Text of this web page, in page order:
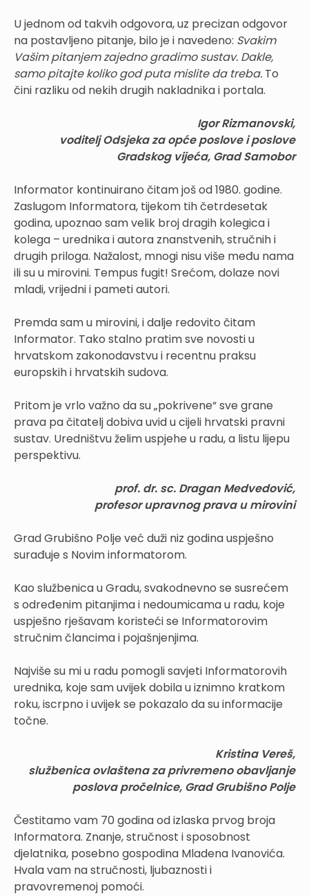
U jednom od takvih odgovora, uz precizan odgovor
na postavljeno pitanje, bilo je i navedeno: Svakim
Vašim pitanjem zajedno gradimo sustav. Dakle,
samo pitajte koliko god puta mislite da treba. To
čini razliku od nekih drugih nakladnika i portala.
Igor Rizmanovski,
voditelj Odsjeka za opće poslove i poslove
Gradskog vijeća, Grad Samobor
Informator kontinuirano čitam još od 1980. godine.
Zaslugom Informatora, tijekom tih četrdesetak
godina, upoznao sam velik broj dragih kolegica i
kolega – urednika i autora znanstvenih, stručnih i
drugih priloga. Nažalost, mnogi nisu više među nama
ili su u mirovini. Tempus fugit! Srećom, dolaze novi
mladi, vrijedni i pameti autori.
Premda sam u mirovini, i dalje redovito čitam
Informator. Tako stalno pratim sve novosti u
hrvatskom zakonodavstvu i recentnu praksu
europskih i hrvatskih sudova.
Pritom je vrlo važno da su „pokrivene“ sve grane
prava pa čitatelj dobiva uvid u cijeli hrvatski pravni
sustav. Uredništvu želim uspjehe u radu, a listu lijepu
perspektivu.
prof. dr. sc. Dragan Medvedović,
profesor upravnog prava u mirovini
Grad Grubišno Polje već duži niz godina uspješno
surađuje s Novim informatorom.
Kao službenica u Gradu, svakodnevno se susrećem
s određenim pitanjima i nedoumicama u radu, koje
uspješno rješavam koristeći se Informatorovim
stručnim člancima i pojašnjenjima.
Najviše su mi u radu pomogli savjeti Informatorovih
urednika, koje sam uvijek dobila u iznimno kratkom
roku, iscrpno i uvijek se pokazalo da su informacije
točne.
Kristina Vereš,
službenica ovlaštena za privremeno obavljanje
poslova pročelnice, Grad Grubišno Polje
Čestitamo vam 70 godina od izlaska prvog broja
Informatora. Znanje, stručnost i sposobnost
djelatnika, posebno gospodina Mladena Ivanovića.
Hvala vam na stručnosti, ljubaznosti i
pravovremenoj pomoći.